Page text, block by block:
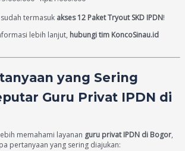
termasuk akses 12 Paket Tryout SKD IPDN!
lebih lanjut, hubungi tim KoncoSinau.id
yang Sering
Guru Privat IPDN di
memahami layanan guru privat IPDN di Bogor,
pertanyaan yang sering diajukan: